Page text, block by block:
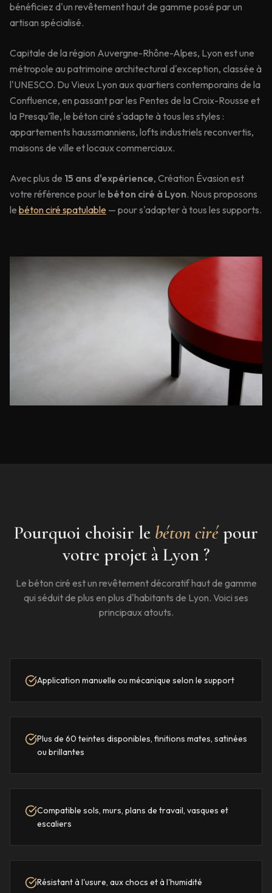
bénéficiez d'un revêtement haut de gamme posé par un
artisan spécialisé.
Capitale de la région Auvergne-Rhône-Alpes, Lyon est une
métropole au patrimoine architectural d'exception, classée à
l'UNESCO. Du Vieux Lyon aux quartiers contemporains de la
Confluence, en passant par les Pentes de la Croix-Rousse et
la Presqu'île, le béton ciré s'adapte à tous les styles :
appartements haussmanniens, lofts industriels reconvertis,
maisons de ville et locaux commerciaux.
Avec plus de 15 ans d'expérience, Création Évasion est
votre référence pour le béton ciré à Lyon. Nous proposons
le béton ciré spatulable — pour s'adapter à tous les supports.
Pourquoi choisir le béton cirépour
votre projet àLyon?
Le béton ciré est un revêtement décoratif haut de gamme
qui séduit de plus en plus d'habitants de Lyon. Voici ses
principaux atouts.
Application manuelle ou mécanique selon le support
Plus de 60 teintes disponibles, finitions mates, satinées
ou brillantes
Compatible sols, murs, plans de travail, vasques et
escaliers
Résistant à l'usure, aux chocs et à l'humidité